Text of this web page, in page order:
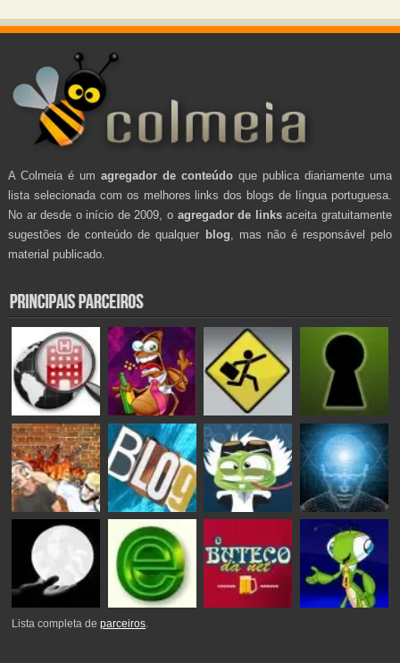
A Colmeia é um agregador de conteúdo que publica diariamente uma
lista selecionada com os melhores links dos blogs de língua portuguesa.
No ar desde o início de 2009, o agregador de linksaceita gratuitamente
sugestões de conteúdo de qualquer blog , mas não é responsável pelo
material publicado.
Lista completa deparceiros.